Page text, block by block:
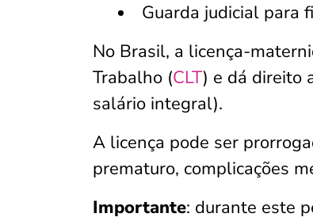
Guarda judicial para
No Brasil, a licença-
Trabalho (CLT) e dá direito
salário integral).
A licença pode ser
prematuro, complicações
Importante: durante este